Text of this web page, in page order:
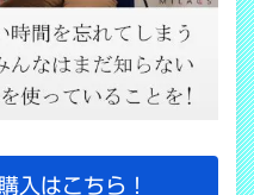
入はこちら！